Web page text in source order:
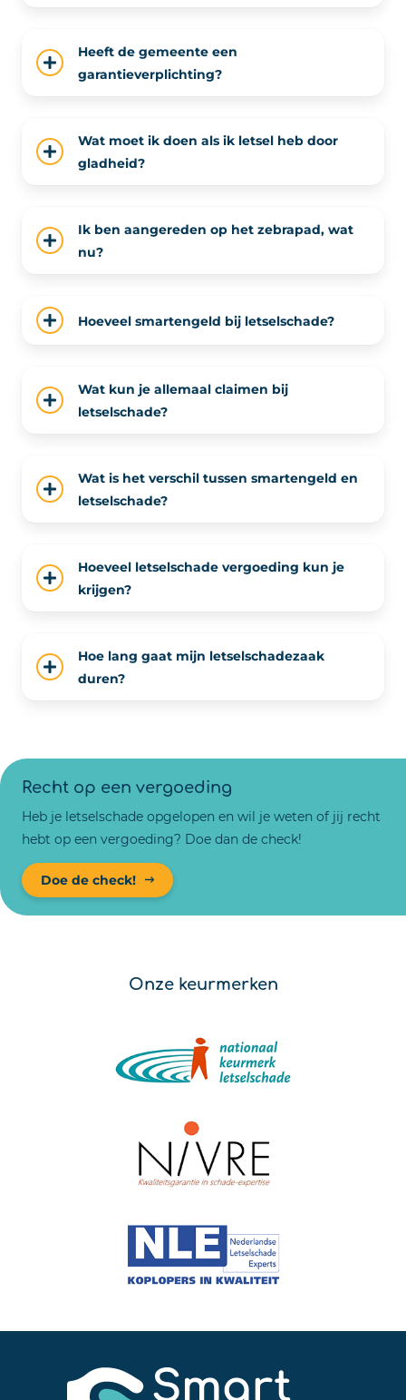
Heeft de gemeente een
garantieverplichting?
Wat moet ik doen als ik letsel heb door
gladheid?
Ik ben aangereden op het zebrapad, wat
nu?
Hoeveel smartengeld bij letselschade?
Wat kun je allemaal claimen bij
letselschade?
Wat is het verschil tussen smartengeld en
letselschade?
Hoeveel letselschade vergoeding kun je
krijgen?
Hoe lang gaat mijn letselschadezaak
duren?
Recht op een vergoeding
Heb je letselschade opgelopen en wil je weten of jij recht
hebt op een vergoeding? Doe dan de check!
Doe de check!
Onze keurmerken